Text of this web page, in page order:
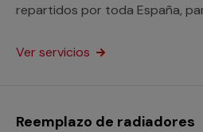
repartidos por toda España,
Ver servicios
Reemplazo de radiadores